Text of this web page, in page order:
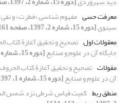
معرفت حسی مفهوم شناسی «فطرت» و
سینوی[دوره 15، شماره 2، 1397، صفحه 161-178]
معقولات اول تصحیح و تحقیق آغازۀ کتاب
جایگاه آن در علوم و صنایع[دوره 15، شماره 1، 1397، صفحه 199-232]
مقولات تصحیح و تحقیق آغازۀ کتاب
آن در علوم و صنایع[دوره 15، شماره 1، 1397، صفحه 199-232]
منطق ربط کمیت قیاس شرطی نزد شمس